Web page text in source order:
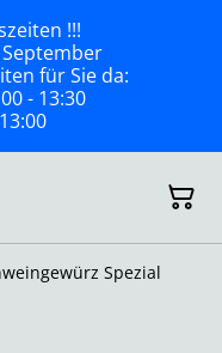
!!!
für Sie da:
- 13:30
Spezial